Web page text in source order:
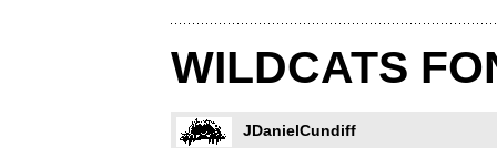
WILDCATS
JDanielCundiff